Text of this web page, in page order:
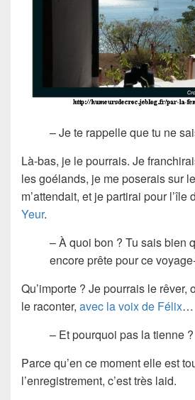
– Je te rappelle que tu ne
Là-bas, je le pourrais. Je
les goélands, je me poserais sur
m’attendait, et je partirai pour
Yeur.
– À quoi bon ? Tu sais bien
encore prête pour ce
Qu’importe ? Je pourrais le rêver,
le raconter, avec la voix de Félix…
– Et pourquoi pas la tienne ?
Parce qu’en ce moment elle est
l’enregistrement, c’est très laid.